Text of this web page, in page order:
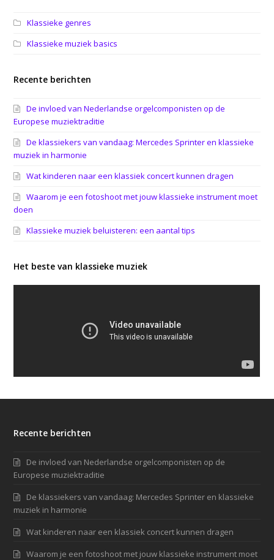
Klassieke genres
Klassieke muziek basics
Recente berichten
De invloed van Nederlandse orgelcomponisten op de
Europese muziektraditie
De klassiekers van vandaag: Mercedes Sprinter en klassieke
muziek in harmonie
Wat kinderen naar een klassiek concert kunnen dragen
Waarom je een fotoshoot met jouw klassieke instrument moet
doen
Klassieke muziek beluisteren: een aantal tips
Het beste van klassieke muziek
Recente berichten
De invloed van Nederlandse orgelcomponisten op de
Europese muziektraditie
De klassiekers van vandaag: Mercedes Sprinter en klassieke
muziek in harmonie
Wat kinderen naar een klassiek concert kunnen dragen
Waarom je een fotoshoot met jouw klassieke instrument moet